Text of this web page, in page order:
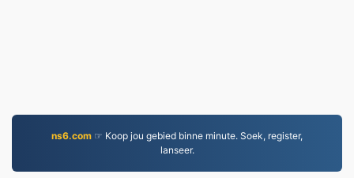
ns6.com ☞ Koop jou gebied binne minute. Soek, register,
lanseer.